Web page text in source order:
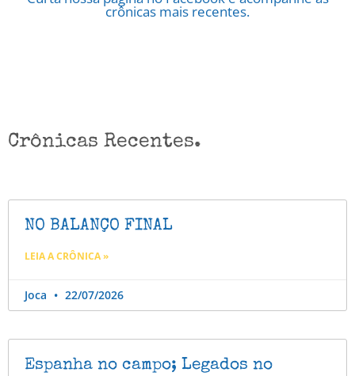
crônicas mais recentes.
Crônicas Recentes.
NO BALANÇO FINAL
LEIA A CRÔNICA »
Joca 22/07/2026
Espanha no campo; Legados no